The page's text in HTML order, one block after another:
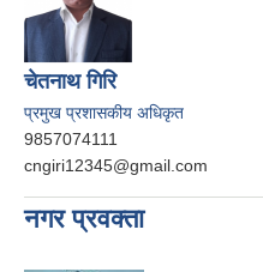
चेतनाथ गिरि
प्रमुख प्रशासकीय अधिकृत
9857074111
cngiri12345@gmail.com
नगर प्रवक्ता